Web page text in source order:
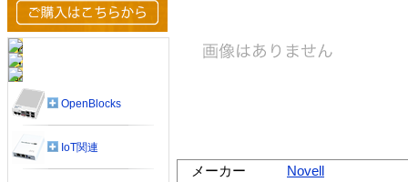
メーカー
Novell
OpenBlocks
IoT関連